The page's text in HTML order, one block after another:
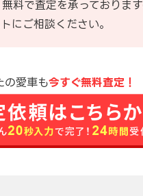
料で査定を承っております
にご相談ください。
の愛車も今すぐ無料査定！